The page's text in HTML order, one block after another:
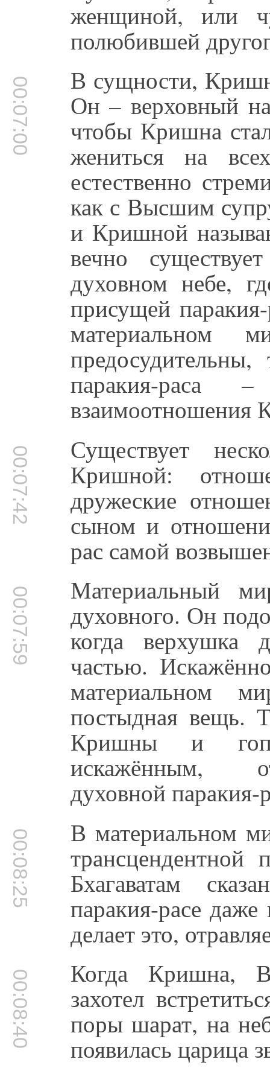
женщиной, или
полюбившей
00:07:00 В сущности,
Он – верховный
чтобы Кришна
жениться на
естественно
как с Высшим
и Кришной
вечно
духовном небе,
присущей
материальном
паракия-раса
взаимоотношения
00:07:42 Существует
Кришной:
дружеские
сыном и
рас самой
00:07:59 Материальный
духовного. Он
когда верхушка
частью.
материальном
постыдная вещь.
Кришны и
искажённым,
духовной паракия-
00:08:25 В материальном
Бхагаватам
паракия-расе
делает это,
00:08:40 Когда Кришна,
захотел
поры шарат, на
появилась царица